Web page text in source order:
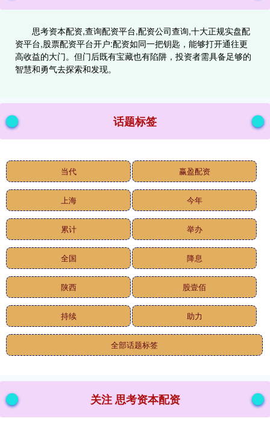
思考资本配资,查询配资平台,配资公司查询,十大正规实盘配
资平台,股票配资平台开户:配资如同一把钥匙，能够打开通往更
高收益的大门。但门后既有宝藏也有陷阱，投资者需具备足够的
智慧和勇气去探索和发现。
话题标签
当代 赢盈配资
上海 今年
累计 举办
全国 降息
陕西 股壹佰
持续 助力
全部话题标签
关注 思考资本配资